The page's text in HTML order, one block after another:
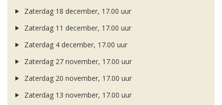
Zaterdag 18 december, 17.00 uur
Zaterdag 11 december, 17.00 uur
Zaterdag 4 december, 17.00 uur
Zaterdag 27 november, 17.00 uur
Zaterdag 20 november, 17.00 uur
Zaterdag 13 november, 17.00 uur